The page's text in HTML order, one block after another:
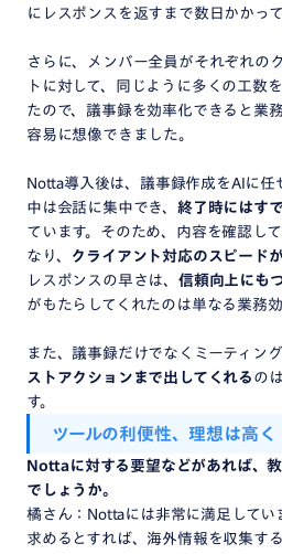
にレスポンスを返すまで数日かかっ
さらに、メンバー全員がそれぞれの
トに対して、同じように多くの工数
たので、議事録を効率化できると業
容易に想像できました。
Notta導入後は、議事録作成をAIに任
中は会話に集中でき、 終了時にはす
ています。そのため、内容を確認し
なり、
クライアント対応のスピード
レスポンスの早さは、 信頼向上にも
がもたらしてくれたのは単なる業務
また、議事録だけでなくミーティン
ストアクションまで出してくれる の
す。
ツールの利便性、理想は高く
Nottaに対する 要望などがあれば、
でしょうか。
橘さん：Nottaには非常に満足してい
求めるとすれば、海外情報を収集す